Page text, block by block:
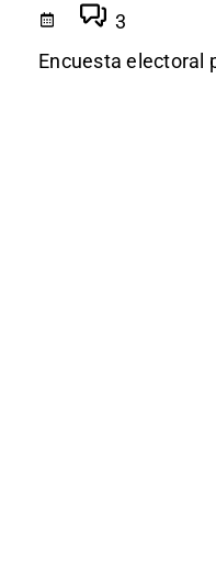
3
Encuesta electoral